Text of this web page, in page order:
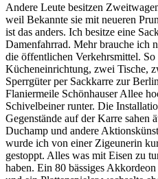
Andere Leute besitzen
weil Bekannte sie mit neueren
ist das anders. Ich besitze eine
Damenfahrrad. Mehr brauche ich
die öffentlichen Verkehrsmittel.
Kücheneinrichtung, zwei Tische,
Sperrgüter per Sackkarre zur
Flaniermeile Schönhauser Allee
Schivelbeiner runter. Die
Gegenstände auf der Karre sahen
Duchamp und andere
wurde ich von einer Zigeunerin
gestoppt. Alles was mit Eisen zu
haben. Ein 80 bässiges Akkordeon